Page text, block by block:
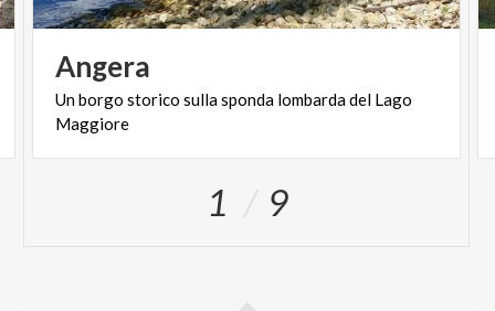
Angera
Unborgo storico sullasponda lombardadel Lago
Maggiore
1 9